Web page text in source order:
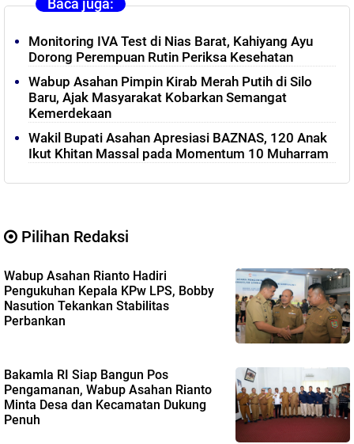
Baca juga:
Monitoring IVA Test di Nias Barat, Kahiyang Ayu
Dorong Perempuan Rutin Periksa Kesehatan
Wabup Asahan Pimpin Kirab Merah Putih di Silo
Baru, Ajak Masyarakat Kobarkan Semangat
Kemerdekaan
Wakil Bupati Asahan Apresiasi BAZNAS, 120 Anak
Ikut Khitan Massal pada Momentum 10 Muharram
Pilihan Redaksi
Wabup Asahan Rianto Hadiri
Pengukuhan Kepala KPw LPS, Bobby
Nasution Tekankan Stabilitas
Perbankan
Bakamla RI Siap Bangun Pos
Pengamanan, Wabup Asahan Rianto
Minta Desa dan Kecamatan Dukung
Penuh